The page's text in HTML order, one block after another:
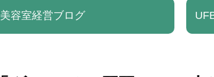
美容室経営ブログ